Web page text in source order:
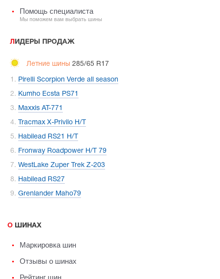
Помощь специалиста
Мы поможем вам выбрать шины
ЛИДЕРЫ ПРОДАЖ
Летние шины 285/65 R17
Pirelli Scorpion Verde all season
Kumho Ecsta PS71
Maxxis AT-771
Tracmax X-Privilo H/T
Habilead RS21 H/T
Fronway Roadpower H/T 79
WestLake Zuper Trek Z-203
Habilead RS27
Grenlander Maho79
О ШИНАХ
Маркировка шин
Отзывы о шинах